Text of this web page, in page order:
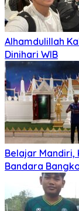
Alhamdulillah
Dinihari WIB
Belajar Mandiri,
Bandara